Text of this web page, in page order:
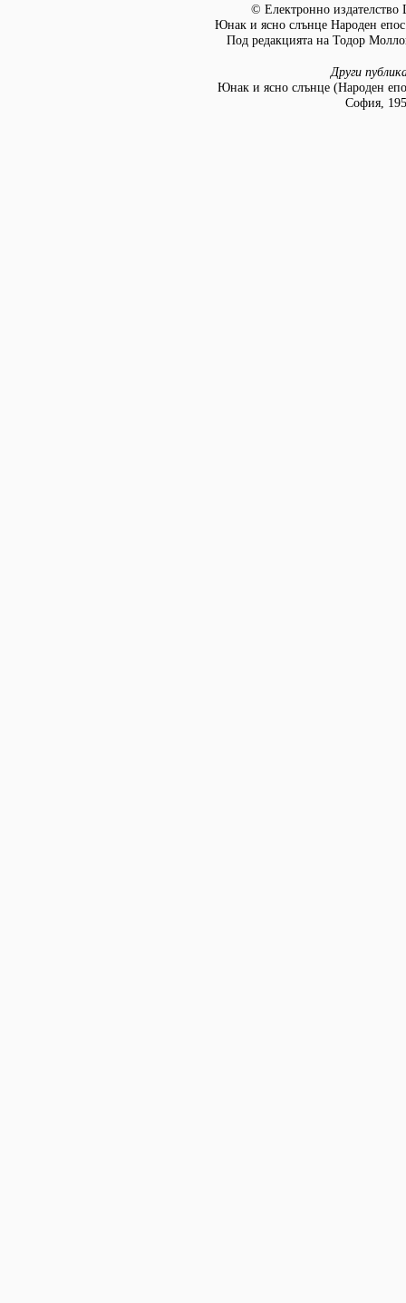
© Електронно издателство
Юнак и ясно слънце Народен
Под редакцията на Тодор
Други
Юнак и ясно слънце (Народен
София,